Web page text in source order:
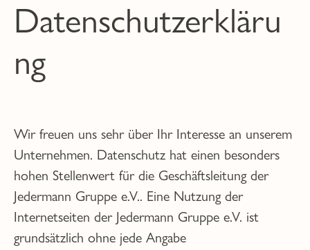
Datenschutzerkläru
ng
Wir freuen uns sehr über Ihr Interesse an unserem
Unternehmen. Datenschutz hat einen besonders
hohen Stellenwert für die Geschäftsleitung der
Jedermann Gruppe e.V.. Eine Nutzung der
Internetseiten der Jedermann Gruppe e.V. ist
grundsätzlich ohne jede Angabe